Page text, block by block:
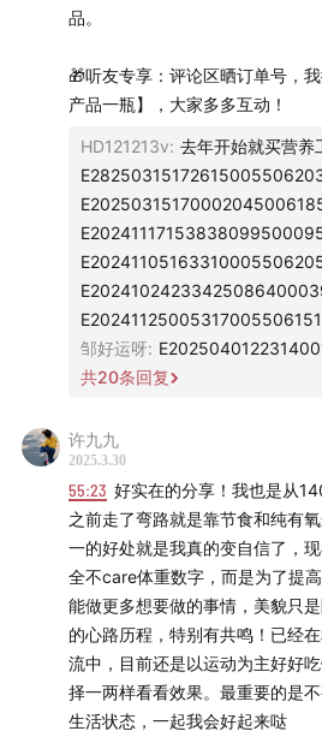
❤️感谢全球高品质营养补剂工厂价
UndoAge 对本期节目的支持，记
惠，评论区还有抽免单福利哦！
本期Highlight：
口罩后我特别喜欢一句话：
在健身房的器械区打八段锦
舒缓流动的八段锦，气血通畅同样
爱你的人想让你更强大，敌
如果你对自己外表和身材始
得根本自信
人越忙越应该去锻炼，因为
言”中获得掌控感
品。
🎁听友专享：评论区晒订单号，
产品一瓶】，大家多多互动！
HD121213v: 去年开始就买营养
E20241125005317005506151
邹好运呀:
共20条回复
许九九
2025.3.30
55:23 好实在的分享！我也是从
之前走了弯路就是靠节食和纯有
一的好处就是我真的变自信了，
全不care体重数字，而是为了提
能做更多想要做的事情，美貌只
的心路历程，特别有共鸣！已经
流中，目前还是以运动为主好好
择一两样看看效果。最重要的是
生活状态，一起我会好起来哒